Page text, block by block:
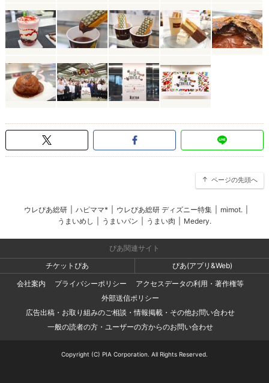
ページの先頭へ
ウレぴあ総研 ハピママ* ウレぴあ総研 ディズニー特集 mimot.
うまいめし
うまいパン うまい肉 Medery.
ぴあ関連サイト
チケットぴあ
ぴあ(アプリ&Web)
会社案内
プライバシーポリシー
アクセスデータの利用・著作権等
外部送信ポリシー
広告出稿・お取り組みのご相談・情報掲載・その他お問い合わせ
一般の読者の方・ユーザーの方からのお問い合わせ
Copyright (C) PIA Corporation. All Rights Reserved.